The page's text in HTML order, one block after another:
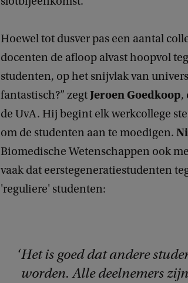
Hoewel tot dusver pas een aantal
docenten de afloop alvast hoopvol
studenten, op het snijvlak van
fantastisch?” zegtJeroen Goedkoop,
de UvA. Hij begint elk werkcollege
om de studenten aan te moedigen.
Biomedische Wetenschappen ook
vaak dat eerstegeneratiestudenten
'reguliere' studenten:
Het is goed dat andere
worden. Alle deelnemers